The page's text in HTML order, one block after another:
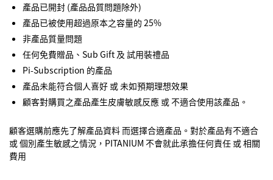
產品已開封 (產品品質問題除外)
產品已被使用超過原本之容量的 25%
非產品質量問題
任何免費贈品、Sub Gift 及 試用裝禮品
Pi-Subscription 的產品
產品未能符合個人喜好 或 未如預期理想效果
顧客對購買之產品產生皮膚敏感反應 或 不適合使用該產品。
顧客選購前應先了解產品資料 而選擇合適產品。對於產品有不適合
或 個別產生敏感之情況，PITANIUM 不會就此承擔任何責任 或 相關
費用